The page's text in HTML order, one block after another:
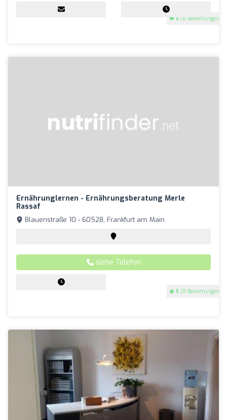
5 (8 Bewertungen)
Ernährunglernen - Ernährungsberatung Merle
Rassaf
5 (8 Bewertungen)
Blauenstraße 10 - 60528, Frankfurt am Main
siehe Telefon